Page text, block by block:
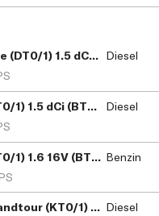
RENAULT LAGUNA Coupe (DT0/1) 1.5 dCi, Coupe Diesel
RENAULT LAGUNA III (BT0/1) 1.5 dCi (BT00, BT0A, BT0T, BT1J), Schrägheck
Diesel
RENAULT LAGUNA III (BT0/1) 1.6 16V (BT04, BT0D, BT0U), Schrägheck Benzin
RENAULT LAGUNA III Grandtour (KT0/1) 1.5 dCi (KT0A, KT0R, KT02), Kombi Diesel